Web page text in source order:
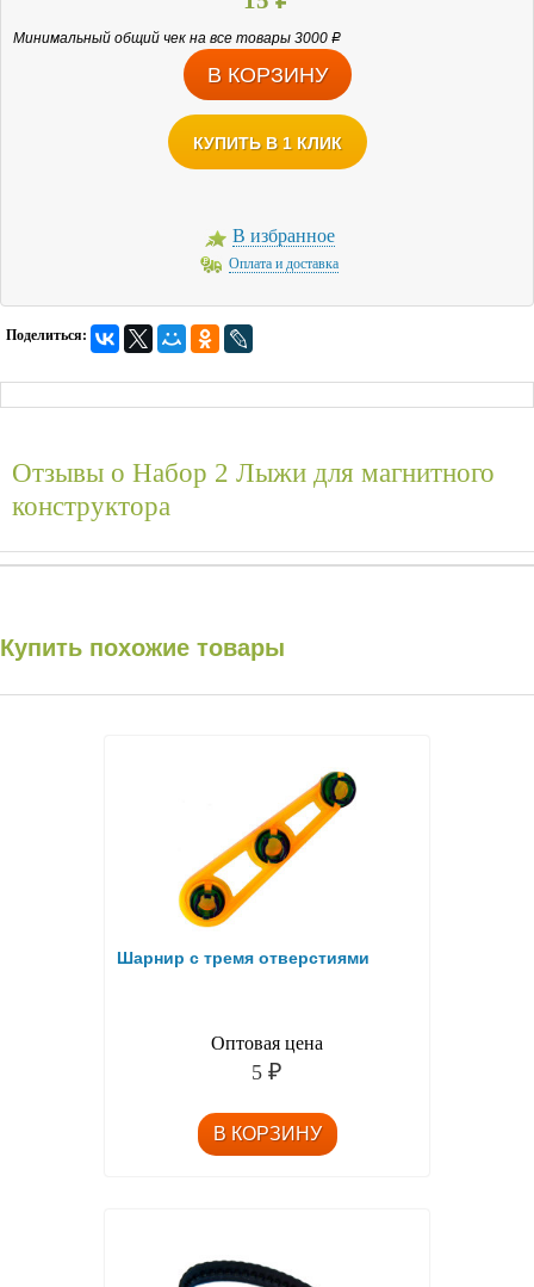
Минимальный общий чек на все товары 3000 Р
КУПИТЬ В 1 КЛИК
В избранное
Оплата и доставка
Поделиться:
Отзывы о Набор 2 Лыжи для магнитного
конструктора
Купить похожие товары
Шарнир с тремя отверстиями
Оптовая цена
5 ₽